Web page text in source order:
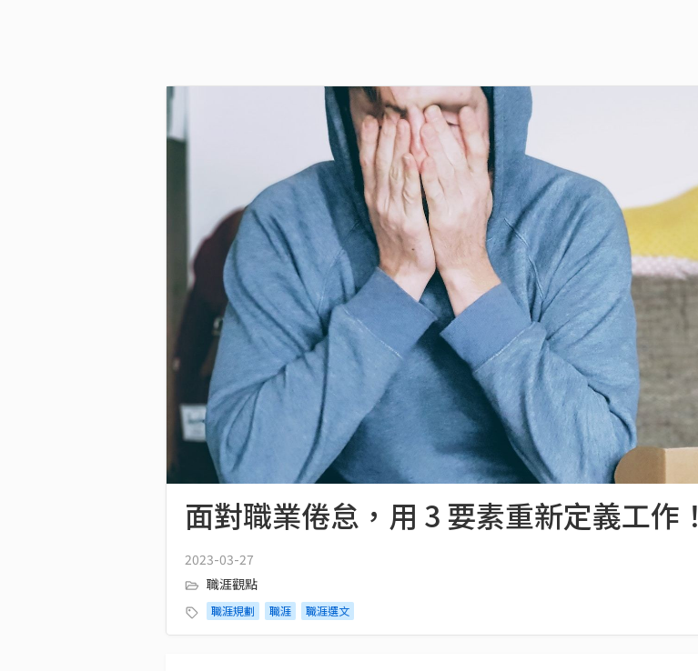
面對職業倦怠，用 3 要素重新定義工作！
2023-03-27
職涯觀點
職涯規劃 職涯 職涯選文